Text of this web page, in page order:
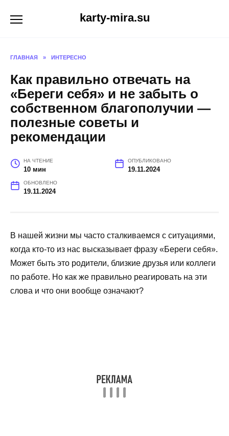
karty-mira.su
ГЛАВНАЯ » ИНТЕРЕСНО
Как правильно отвечать на
«Береги себя» и не забыть о
собственном благополучии —
полезные советы и
рекомендации
НА ЧТЕНИЕ
10 мин
ОПУБЛИКОВАНО
19.11.2024
ОБНОВЛЕНО
19.11.2024
В нашей жизни мы часто сталкиваемся с ситуациями,
когда кто-то из нас высказывает фразу «Береги себя».
Может быть это родители, близкие друзья или коллеги
по работе. Но как же правильно реагировать на эти
слова и что они вообще означают?